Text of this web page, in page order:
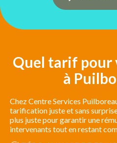
Quel tarif pour
à
Chez Centre Services
tarification juste et sans
plus juste pour garantir une
intervenants tout en restant